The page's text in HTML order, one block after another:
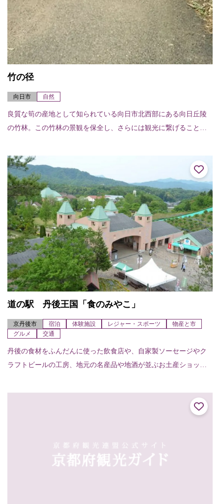
竹の径
向日市 自然
良質な筍の産地として知られている向日市北西部にある向日丘陵
の竹林。この竹林の景観を保全し、さらには観光に繋げることを
です。「竹の径...
道の駅 丹後王国「食のみやこ」
京丹後市 宿泊 体験施設 レジャー・スポーツ
物産と市
グルメ
交通
丹後の食材をふんだんに使った飲食店や、自家製ソーセージやク
ラフトビールの工房、地元の名産品や地酒が並ぶお土産ショップ
の駅です。その他時期...